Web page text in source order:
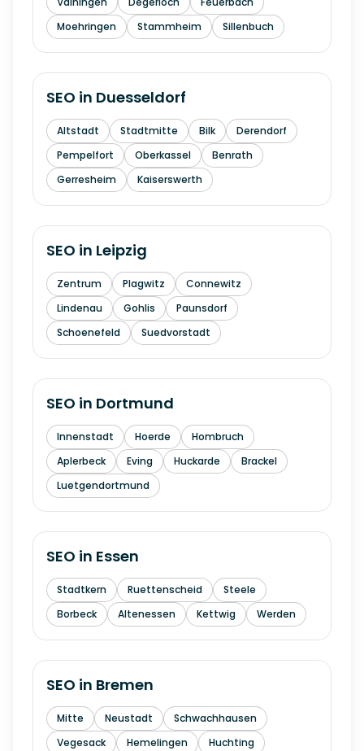
Moehringen
Stammheim Sillenbuch
SEO in Duesseldorf
Altstadt Stadtmitte Bilk
Derendorf
Pempelfort
Oberkassel
Benrath
Gerresheim
Kaiserswerth
SEO in Leipzig
Zentrum Plagwitz
Connewitz
Lindenau
Gohlis
Paunsdorf
Schoenefeld
Suedvorstadt
SEO in Dortmund
Innenstadt Hoerde
Hombruch
Aplerbeck
Eving Huckarde
Brackel
Luetgendortmund
SEO in Essen
Stadtkern Ruettenscheid
Steele
Borbeck
Altenessen Kettwig Werden
SEO in Bremen
Mitte Neustadt
Schwachhausen
Vegesack
Hemelingen Huchting